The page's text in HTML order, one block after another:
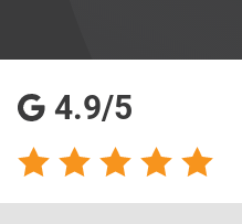
4.9/5